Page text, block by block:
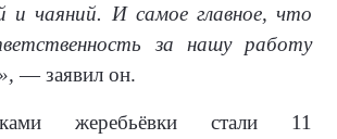
и чаяний. И самое главное, что
за нашу работу
— заявил он.
жеребьёвки стали 11